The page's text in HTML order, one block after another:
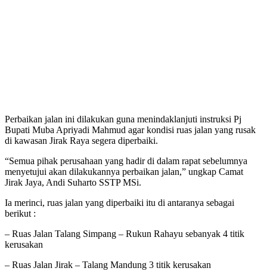
Perbaikan jalan ini dilakukan guna menindaklanjuti instruksi Pj
Bupati Muba Apriyadi Mahmud agar kondisi ruas jalan yang rusak
di kawasan Jirak Raya segera diperbaiki.
“Semua pihak perusahaan yang hadir di dalam rapat sebelumnya
menyetujui akan dilakukannya perbaikan jalan,” ungkap Camat
Jirak Jaya, Andi Suharto SSTP MSi.
Ia merinci, ruas jalan yang diperbaiki itu di antaranya sebagai
berikut :
– Ruas Jalan Talang Simpang – Rukun Rahayu sebanyak 4 titik
kerusakan
– Ruas Jalan Jirak – Talang Mandung 3 titik kerusakan